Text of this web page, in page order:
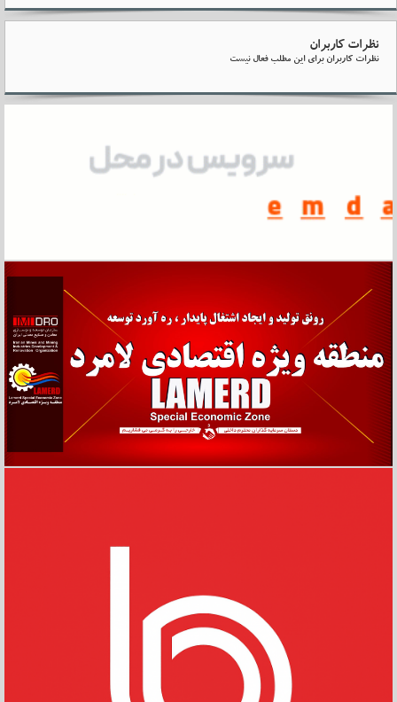
نظرات کاربران
نظرات کاربران برای این مطلب فعال نیست